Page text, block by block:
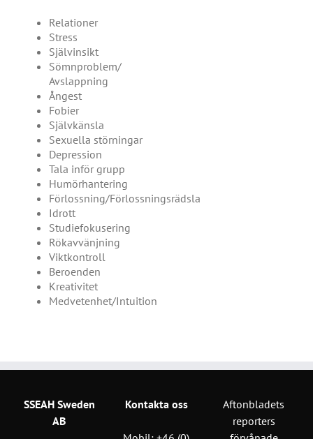
Relationer
Stress
Självinsikt
Sömnproblem/
Avslappning
Ångest
Fobier
Självkänsla
Sexuella störningar
Depression
Tala inför grupp
Humörhantering
Förlossning/Förlossningsrädsla
Idrott
Studiefokusering
Rökavvänjning
Viktkontroll
Beroenden
Kreativitet
Medvetenhet/Intuition
SSEAH Sweden
AB
Kontakta oss
Aftonbladets
reporters